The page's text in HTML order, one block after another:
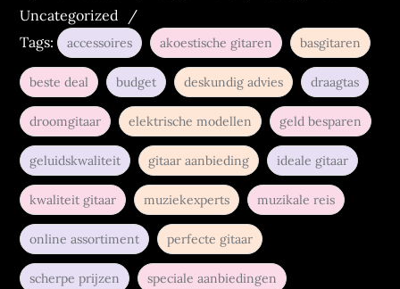
Uncategorized
Tags:
accessoires akoestische gitaren basgitaren
beste deal budget deskundig advies draagtas
droomgitaar elektrische modellen geld besparen
geluidskwaliteit gitaar aanbieding ideale gitaar
kwaliteit gitaar muziekexperts muzikale reis
online assortiment perfecte gitaar
scherpe prijzen speciale aanbiedingen